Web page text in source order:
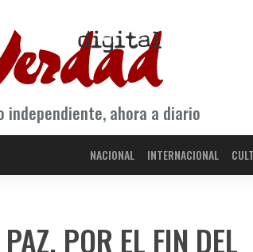
independiente, ahora a diario
NACIONAL INTERNACIONAL
POR EL FIN DEL